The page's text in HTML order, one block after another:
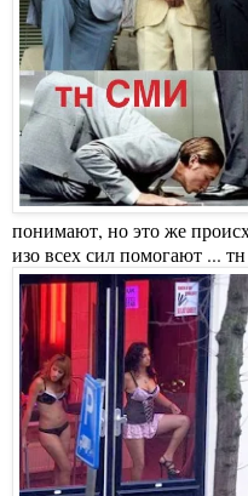
понимают, но это же
изо всех сил помогают ...